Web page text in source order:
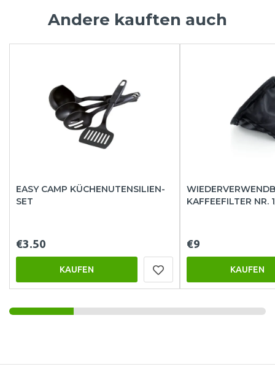
Andere kauften auch
EASY CAMP KÜCHENUTENSILIEN-
SET
€3.50
KAUFEN
KAFFEEFILTER NR.
€9
KAUFEN